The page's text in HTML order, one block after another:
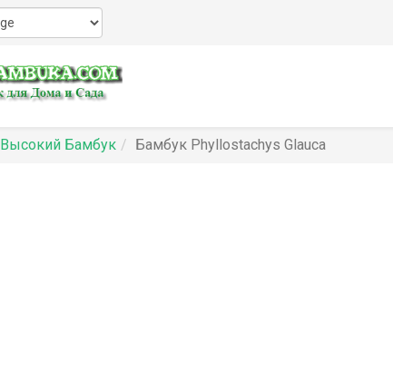
Высокий Бамбук Бамбук Phyllostachys Glauca